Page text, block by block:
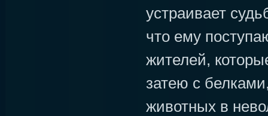
устраивает
что ему
жителей,
затею с
животных в